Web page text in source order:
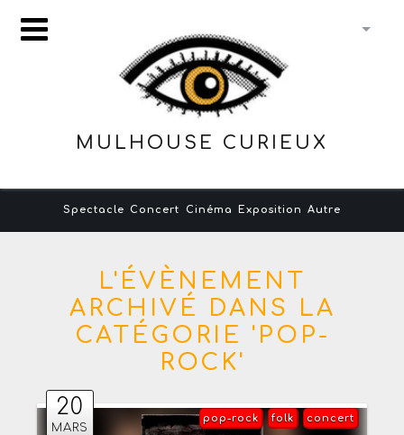
MULHOUSE CURIEUX
Spectacle Concert Cinéma Exposition Autre
L'ÉVÈNEMENT
ARCHIVÉ DANS LA
CATÉGORIE 'POP-
ROCK'
20
MARS
concert
folk
pop-rock